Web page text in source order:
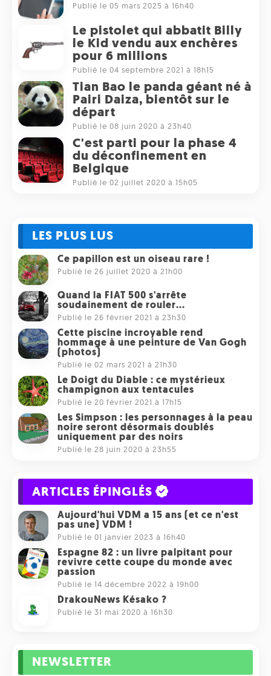
Publié le 05 mars 2025 à 16h40
Le pistolet qui abbatit Billy
le Kid vendu aux enchères
pour 6 millions
Publié le 04 septembre 2021 à 18h15
Tian Bao le panda géant né à
Pairi Daiza, bientôt sur le
départ
Publié le 08 juin 2020 à 23h40
C'est parti pour la phase 4
du déconfinement en
Belgique
Publié le 02 juillet 2020 à 15h05
LES PLUS LUS
Ce papillon est un oiseau rare !
Publié le 26 juillet 2020 à 21h00
Quand la FIAT 500 s'arrête
soudainement de rouler...
Publié le 26 février 2021 à 23h30
Cette piscine incroyable rend
hommage à une peinture de Van Gogh
(photos)
Publié le 02 mars 2021 à 21h30
Le Doigt du Diable : ce mystérieux
champignon aux tentacules
Publié le 20 février 2021 à 17h15
Les Simpson : les personnages à la peau
noire seront désormais doublés
uniquement par des noirs
Publié le 28 juin 2020 à 23h55
ARTICLES ÉPINGLÉS
Aujourd'hui VDM a 15 ans (et ce n'est
pas une) VDM !
Publié le 01 janvier 2023 à 16h40
Espagne 82 : un livre palpitant pour
revivre cette coupe du monde avec
passion
Publié le 14 décembre 2022 à 19h00
DrakouNews Késako ?
Publié le 31 mai 2020 à 16h30
NEWSLETTER